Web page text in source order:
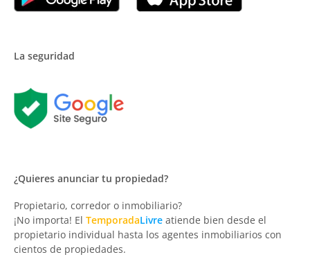
La seguridad
¿Quieres anunciar tu propiedad?
Propietario, corredor o inmobiliario?
¡No importa! El TemporadaLivre atiende bien desde el
propietario individual hasta los agentes inmobiliarios con
cientos de propiedades.